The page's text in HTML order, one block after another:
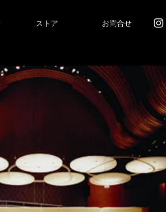
ストア お問合せ